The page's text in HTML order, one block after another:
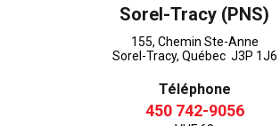
Sorel-Tracy (PNS)
155, Chemin Ste-Anne
Sorel-Tracy, Québec J3P 1J6
Téléphone
450 742-9056